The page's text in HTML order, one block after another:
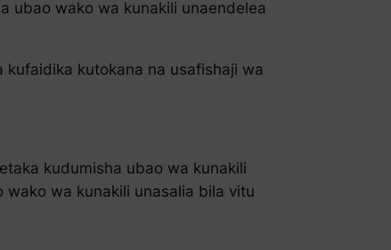
ubao wako wa kunakili unaendelea
kutokana na usafishaji wa
kudumisha ubao wa kunakili
wa kunakili unasalia bila vitu